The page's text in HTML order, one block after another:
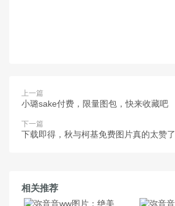
上一篇
小璐sake付费，限量图包，快来收藏吧
下一篇
下载即得，秋与柯基免费图片真的太赞了
相关推荐